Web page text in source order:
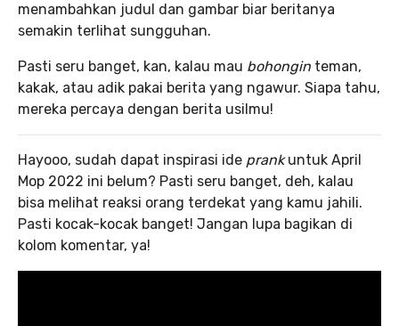
menambahkan judul dan gambar biar beritanya
semakin terlihat sungguhan.
Pasti seru banget, kan, kalau mau bohongin teman,
kakak, atau adik pakai berita yang ngawur. Siapa tahu,
mereka percaya dengan berita usilmu!
Hayooo, sudah dapat inspirasi ide prankuntuk April
Mop 2022 ini belum? Pasti seru banget, deh, kalau
bisa melihat reaksi orang terdekat yang kamu jahili.
Pasti kocak-kocak banget! Jangan lupa bagikan di
kolom komentar, ya!